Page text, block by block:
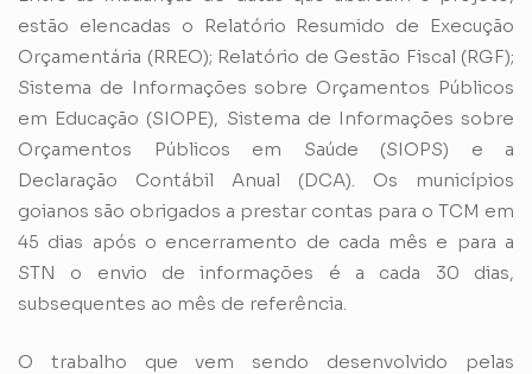
estão elencadas o Relatório Resumido de Execução
Orçamentária (RREO); Relatório de Gestão Fiscal (RGF);
Sistema de Informações sobre Orçamentos Públicos
em Educação (SIOPE), Sistema de Informações sobre
Orçamentos Públicos em Saúde (SIOPS) e a
Declaração Contábil Anual (DCA). Os municípios
goianos são obrigados a prestar contas para o TCM em
45 dias após o encerramento de cada mês e para a
STN o envio de informações é a cada 30 dias,
subsequentes ao mês de referência.
O trabalho que vem sendo desenvolvido pelas